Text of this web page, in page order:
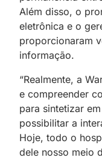
Além disso, o
eletrônica e o
proporcionaram
informação.
“Realmente, a
e compreender
para sintetizar
possibilitar a
Hoje, todo o
dele nosso meio